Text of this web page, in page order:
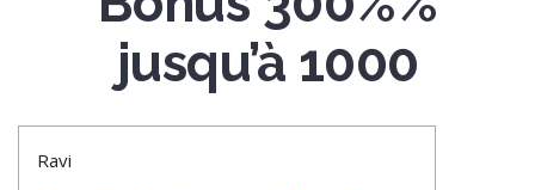
jusqu’à 1000
Ravi